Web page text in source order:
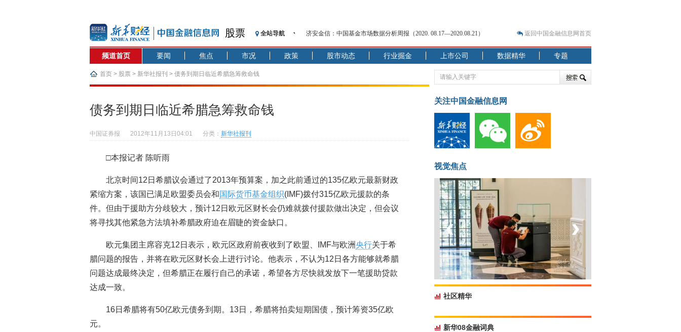
股票 全站导航
济安金信：中国基金市场数据分析周报（2020. 08.17—2020.08.21）
【见·闻】疫情下，新加坡旅游业步履维艰
记者手记：疫情下的香港零售业如何浴火重生？
【见·闻】疫情下一家香港传统零售商的转型突围之旅
济安金信：中国基金市场数据分析周报（2020. 07.27—2020.07.31）
【新华财经调查】同业存单、结构性存款玩起“跷跷板” 结构性失衡藏
央行公开市场净投放300亿元 短端资金利率明显下行
基本面及股市双轮冲击 债市回调十年期债表现最弱
恒生聚源：北斗收官之星发射成功，全产业链解析
返回中国金融信息网首页
频道首页 要闻 焦点 市况 政策 股市动态 行业掘金 上市公司 数据精华 专题
首页 > 股票 > 新华社报刊 > 债务到期日临近希腊急筹救命钱
债务到期日临近希腊急筹救命钱
中国证券报 2012年11月13日04:01 分类： 新华社报刊
□本报记者 陈听雨
北京时间12日希腊议会通过了2013年预算案，加之此前通过的135亿欧元最新财政
紧缩方案，该国已满足欧盟委员会和国际货币基金组织(IMF)拨付315亿欧元援款的条
件。但由于援助方分歧较大，预计12日欧元区财长会仍难就拨付援款做出决定，但会议
将寻找其他紧急方法填补希腊政府迫在眉睫的资金缺口。
欧元集团主席容克12日表示，欧元区政府前夜收到了欧盟、IMF与欧洲央行关于希
腊问题的报告，并将在欧元区财长会上进行讨论。他表示，不认为12日各方能够就希腊
问题达成最终决定，但希腊正在履行自己的承诺，希望各方尽快就发放下一笔援助贷款
达成一致。
16日希腊将有50亿欧元债务到期。13日，希腊将拍卖短期国债，预计筹资35亿欧
元。
关注中国金融信息网
视觉焦点
坐上火车看老挝
‹ ›
社区精华
新华08金融词典